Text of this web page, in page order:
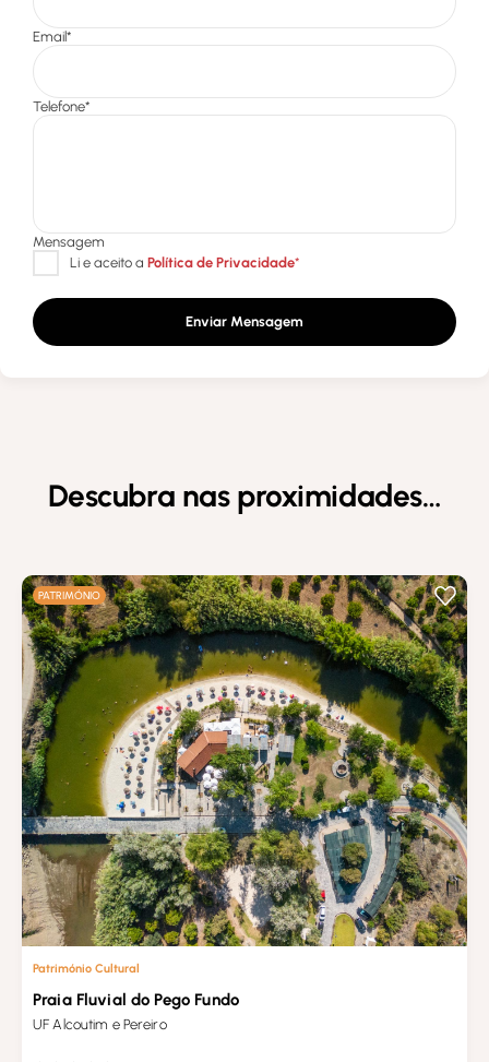
Enviar Mensagem
Descubra nas proximidades…
PATRIMÓNIO
Património Cultural
Praia Fluvial do Pego Fundo
UF Alcoutim e Pereiro